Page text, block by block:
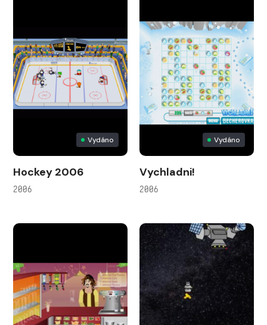
Vydáno
Hockey 2006
2006
Vydáno
Vychladni!
2006